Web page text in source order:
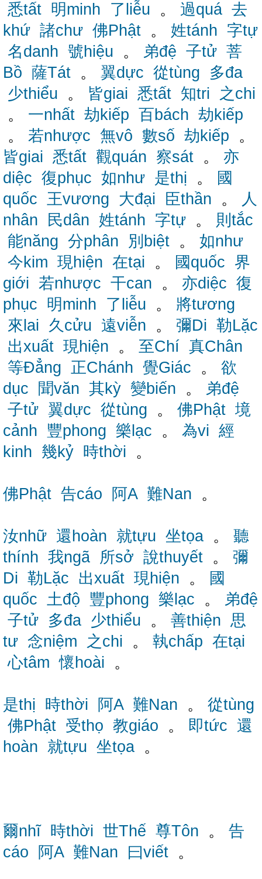
悉tất 明minh 了liễu 。 過quá 去
khứ 諸chư 佛Phật 。 姓tánh 字tự
名danh 號hiệu 。 弟đệ 子tử 菩
Bồ 薩Tát 。 翼dực 從tùng
多đa
少thiểu 。 皆giai 悉tất 知tri
之chi
。 一nhất 劫kiếp 百bách 劫kiếp
。 若nhược 無vô 數số 劫kiếp 。
皆giai 悉tất 觀quán 察sát 。 亦
diệc 復phục 如như 是thị 。
國
quốc 王vương 大đại 臣thần 。
人
nhân
民dân 姓tánh 字tự 。 則tắc
能năng 分phân 別biệt 。 如như
今kim 現hiện 在tại 。 國quốc 界
giới 若nhược 干can 。 亦diệc 復
phục 明minh 了liễu 。 將tương
來lai 久cửu 遠viễn 。 彌Di 勒Lặc
出xuất 現hiện 。 至Chí 真Chân
等Đẳng 正Chánh 覺Giác 。 欲
dục
聞văn 其kỳ 變biến 。 弟đệ
子tử 翼dực 從tùng 。 佛Phật 境
cảnh
豐phong 樂lạc 。 為vi 經
kinh 幾kỷ 時thời 。
佛Phật 告cáo 阿A 難Nan 。
汝nhữ 還hoàn 就tựu 坐tọa 。 聽
thính 我ngã 所sở 說thuyết 。 彌
Di 勒Lặc 出xuất 現hiện 。
國
quốc 土độ 豐phong 樂lạc 。 弟đệ
子tử 多đa 少thiểu 。 善thiện 思
tư 念niệm 之chi 。 執chấp 在tại
心tâm 懷hoài 。
是thị 時thời 阿A 難Nan 。 從tùng
佛Phật 受thọ 教giáo 。 即tức 還
hoàn 就tựu 坐tọa 。
爾nhĩ 時thời 世Thế 尊Tôn 。 告
cáo
阿A 難Nan 曰viết 。